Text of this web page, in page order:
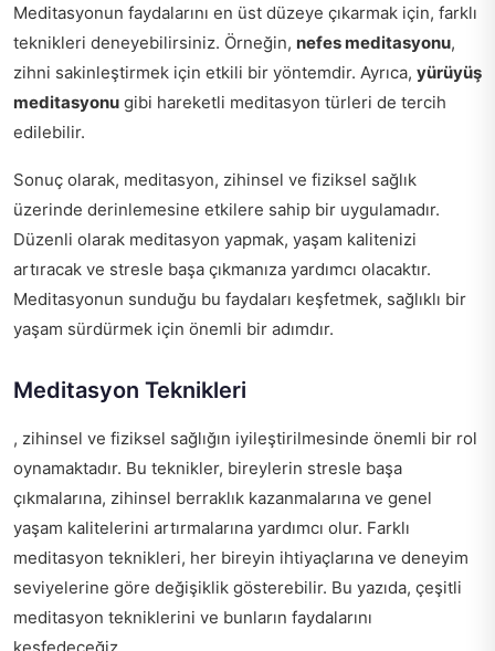
Meditasyonun faydalarını en üst düzeye çıkarmak için, farklı
teknikleri deneyebilirsiniz. Örneğin, nefes meditasyonu,
zihni sakinleştirmek için etkili bir yöntemdir. Ayrıca, yürüyüş
meditasyonu gibi hareketli meditasyon türleri de tercih
edilebilir.
Sonuç olarak, meditasyon, zihinsel ve fiziksel sağlık
üzerinde derinlemesine etkilere sahip bir uygulamadır.
Düzenli olarak meditasyon yapmak, yaşam kalitenizi
artıracak ve stresle başa çıkmanıza yardımcı olacaktır.
Meditasyonun sunduğu bu faydaları keşfetmek, sağlıklı bir
yaşam sürdürmek için önemli bir adımdır.
Meditasyon Teknikleri
, zihinsel ve fiziksel sağlığın iyileştirilmesinde önemli bir rol
oynamaktadır. Bu teknikler, bireylerin stresle başa
çıkmalarına, zihinsel berraklık kazanmalarına ve genel
yaşam kalitelerini artırmalarına yardımcı olur. Farklı
meditasyon teknikleri, her bireyin ihtiyaçlarına ve deneyim
seviyelerine göre değişiklik gösterebilir. Bu yazıda, çeşitli
meditasyon tekniklerini ve bunların faydalarını
keşfedeceğiz.